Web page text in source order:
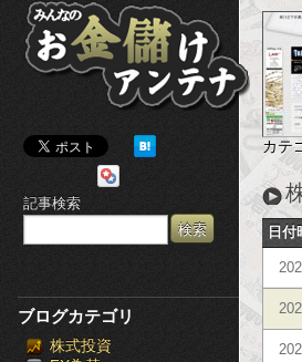
み
ん
な
の
お
金
儲
け
記事検索
ブログカテゴリ
株式投資
カテ
日付